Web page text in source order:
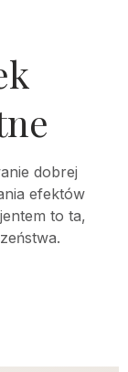
dobrej
efektów
to ta,